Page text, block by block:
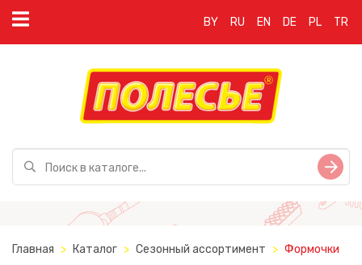
BY RU EN DE PL TR
Главная Каталог Сезонный ассортимент Формочки